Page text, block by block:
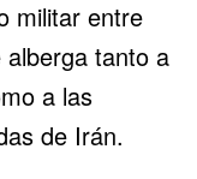
militar entre
tanto a
a las
de Irán.